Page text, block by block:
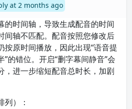
at 2 months ago
的时间轴，导致生成配音的时间
间轴不匹配。配音按照您修改后
按原时间播放，因此出现“语音提
的错位。开启“删字幕间静音”会
，进一步缩短配音总时长，加剧
列）：